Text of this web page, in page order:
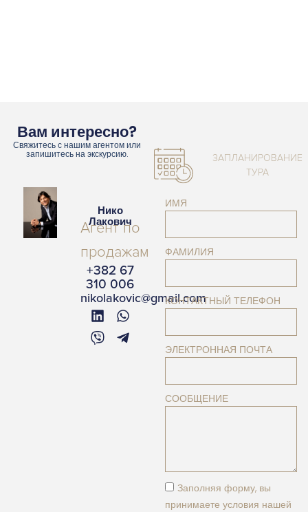
Вам интересно?
Свяжитесь с нашим агентом или
запишитесь на экскурсию.
Нико
Лакович
Агент по
продажам
+382 67
310 006
nikolakovic@gmail.com
ЗАПЛАНИРОВАНИЕ
ТУРА
ИМЯ
ФАМИЛИЯ
КОНТАКТНЫЙ ТЕЛЕФОН
ЭЛЕКТРОННАЯ ПОЧТА
СООБЩЕНИЕ
Заполняя форму, вы
принимаете условия нашей